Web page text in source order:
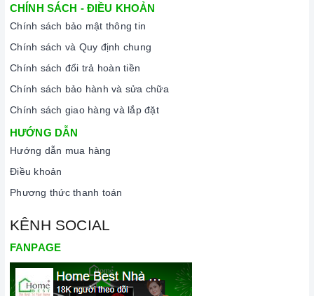
CHÍNH SÁCH - ĐIỀU KHOẢN
Chính sách bảo mật thông tin
Chính sách và Quy định chung
Chính sách đổi trả hoàn tiền
Chính sách bảo hành và sửa chữa
Chính sách giao hàng và lắp đặt
HƯỚNG DẪN
Hướng dẫn mua hàng
Điều khoản
Phương thức thanh toán
KÊNH SOCIAL
FANPAGE